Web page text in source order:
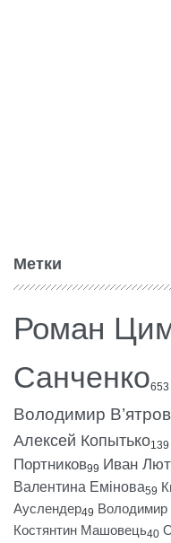
Метки
Роман
Санченко653
Володимир
Алексей Копытько139
Портников99 Иван
Валентина Емінова59
Ауслендер49 Володимир
Костянтин Машовець40